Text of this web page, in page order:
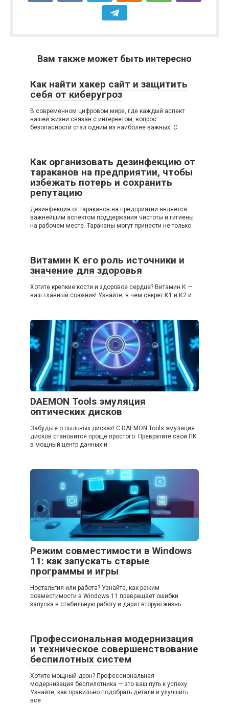
Вам также может быть интересно
Как найти хакер сайт и защитить
себя от киберугроз
В современном цифровом мире, где каждый аспект
нашей жизни связан с интернетом, вопрос
безопасности стал одним из наиболее важных. С
Как организовать дезинфекцию от
тараканов на предприятии, чтобы
избежать потерь и сохранить
репутацию
Дезинфекция от тараканов на предприятии является
важнейшим аспектом поддержания чистоты и гигиены
на рабочем месте. Тараканы могут принести не только
Витамин K его роль источники и
значение для здоровья
Хотите крепкие кости и здоровое сердце? Витамин К —
ваш главный союзник! Узнайте, в чем секрет К1 и К2 и
DAEMON Tools эмуляция
оптических дисков
Забудьте о пыльных дисках! С DAEMON Tools эмуляция
дисков становится проще простого. Превратите свой ПК
в мощный центр данных и
Режим совместимости в Windows
11: как запускать старые
программы и игры
Ностальгия или работа? Узнайте, как режим
совместимости в Windows 11 превращает ошибки
запуска в стабильную работу и дарит вторую жизнь
Профессиональная модернизация
и техническое совершенствование
беспилотных систем
Хотите мощный дрон? Профессиональная
модернизация беспилотника — это ваш путь к успеху.
Узнайте, как правильно подобрать детали и улучшить
все